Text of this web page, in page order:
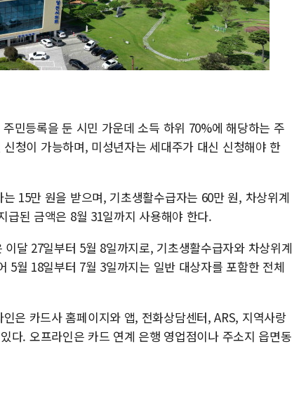
민등록을 둔 시민 가운데 소득 하위 70%에 해당하는 주
청이 가능하며, 미성년자는 세대주가 대신 신청해야 한
15만 원을 받으며, 기초생활수급자는 60만 원, 차상위계
급된 금액은 8월 31일까지 사용해야 한다.
달 27일부터 5월 8일까지로, 기초생활수급자와 차상위계
5월 18일부터 7월 3일까지는 일반 대상자를 포함한 전체
은 카드사 홈페이지와 앱, 전화상담센터, ARS, 지역사랑
다. 오프라인은 카드 연계 은행 영업점이나 주소지 읍면동